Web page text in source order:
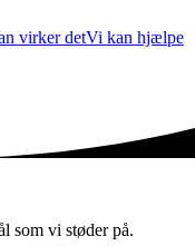
virker detVi kan hjælpe
som vi støder på.